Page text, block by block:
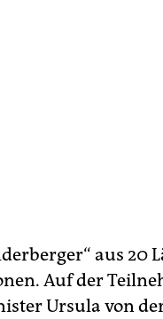
aus
Auf der
Ursula von